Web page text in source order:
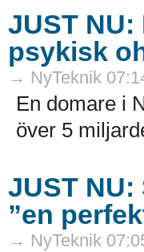
JUST
psykisk
→ NyTeknik
En domare i
över 5
JUST
”en
→ NyTeknik